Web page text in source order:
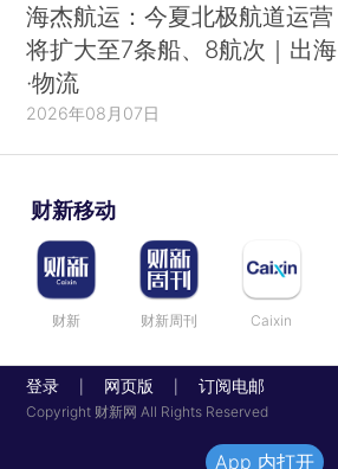
海杰航运：今夏北极航道运营
将扩大至7条船、8航次｜出海
·物流
2026年08月07日
财新移动
财新 财新周刊 Caixin
登录 网页版 订阅电邮
Copyright 财新网 All Rights Reserved
App 内打开